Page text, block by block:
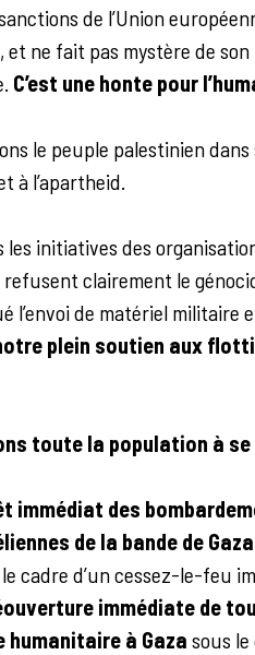
de l’Union
ne fait pas mystère de
C’est une honte pour
le peuple palestinien
à l’apartheid.
les initiatives des
clairement le
l’envoi de matériel militaire
plein soutien aux
toute la population à
immédiat des
de la bande de Gaza
cadre d’un cessez-le-feu
immédiate de
humanitaire à Gaza sous le